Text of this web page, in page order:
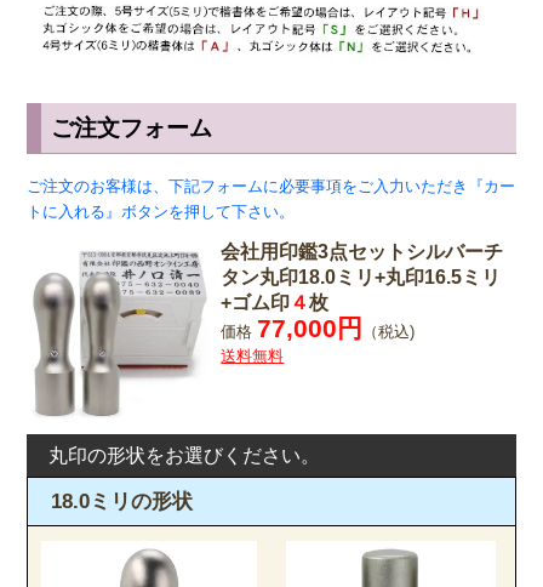
ご注文フォーム
ご注文のお客様は、下記フォームに必要事項をご入力いただき『カー
トに入れる』ボタンを押して下さい。
会社用印鑑3点セットシルバーチ
タン丸印18.0ミリ+丸印16.5ミリ
+ゴム印４枚
価格 77,000円
（税込)
送料無料
丸印の形状をお選びください。
18.0ミリの形状